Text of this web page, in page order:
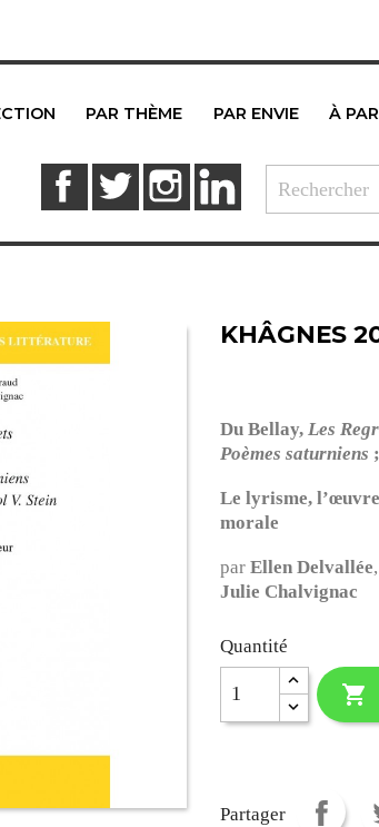
PAR THÈME PAR ENVIE À
FacebookTwitter Instagram
KHÂGNES
Du Bellay, Les
Poèmes saturniens
Le lyrisme,
morale
par Ellen Delvallée,
Julie Chalvignac
Quantité

Partager